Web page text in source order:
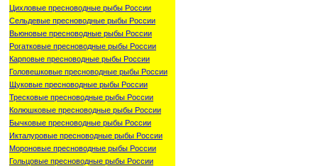
Цихловые пресноводные рыбы России
Сельдевые пресноводные рыбы России
Вьюновые пресноводные рыбы России
Рогатковые пресноводные рыбы России
Карповые пресноводные рыбы России
Головешковые пресноводные рыбы России
Щуковые пресноводные рыбы России
Тресковые пресноводные рыбы России
Колюшковые пресноводные рыбы России
Бычковые пресноводные рыбы России
Икталуровые пресноводные рыбы России
Мороновые пресноводные рыбы России
Гольцовые пресноводные рыбы России